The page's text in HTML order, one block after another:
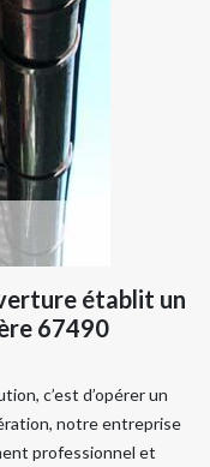
établit un
67490
c’est d’opérer un
notre entreprise
professionnel et